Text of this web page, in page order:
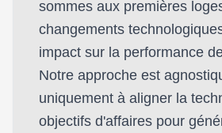
sommes aux premières
changements
impact sur la performance
Notre approche est
uniquement à aligner la
objectifs d'affaires pour